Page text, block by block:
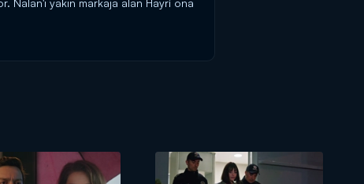
Nalan'ı yakın markaja alan Hayri ona